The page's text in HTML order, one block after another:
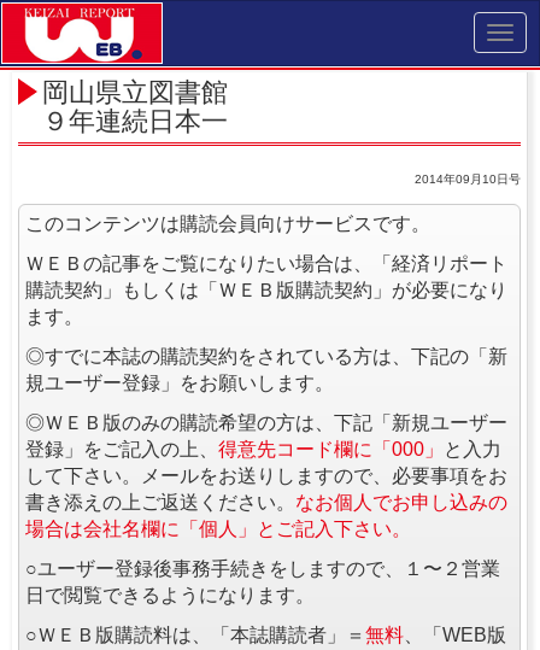
岡山県立図書館
９年連続日本一
2014年09月10日号
このコンテンツは購読会員向けサービスです。
ＷＥＢの記事をご覧になりたい場合は、「経済リポート
購読契約」もしくは「ＷＥＢ版購読契約」が必要になり
ます。
◎すでに本誌の購読契約をされている方は、下記の「新
規ユーザー登録」をお願いします。
◎ＷＥＢ版のみの購読希望の方は、下記「新規ユーザー
登録」をご記入の上、 得意先コード欄に「000」
と入力
して下さい。メールをお送りしますので、必要事項をお
書き添えの上ご返送ください。 なお個人でお申し込みの
場合は会社名欄に「個人」とご記入下さい。
○ユーザー登録後事務手続きをしますので、１〜２営業
日で閲覧できるようになります。
○ＷＥＢ版購読料は、「本誌購読者」＝ 無料 、「WEB版